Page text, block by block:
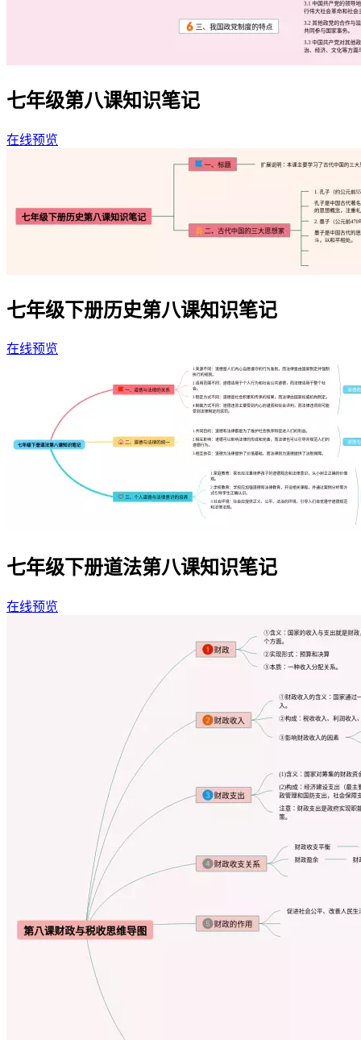
七年级第八课知识笔记
在线预览
七年级下册历史第八课知识笔记
在线预览
七年级下册道法第八课知识笔记
在线预览